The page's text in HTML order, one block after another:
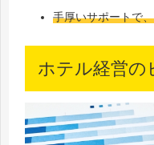
手厚いサポートで
ホテル経営の